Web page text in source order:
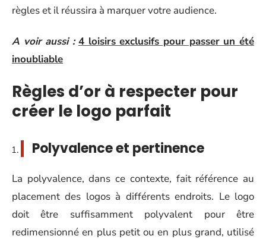
règles et il réussira à marquer votre audience.
A voir aussi : 4 loisirs exclusifs pour passer un été
inoubliable
Règles d’or à respecter pour
créer le logo parfait
Polyvalence et pertinence
La polyvalence, dans ce contexte, fait référence au
placement des logos à différents endroits. Le logo
doit être suffisamment polyvalent pour être
redimensionné en plus petit ou en plus grand, utilisé